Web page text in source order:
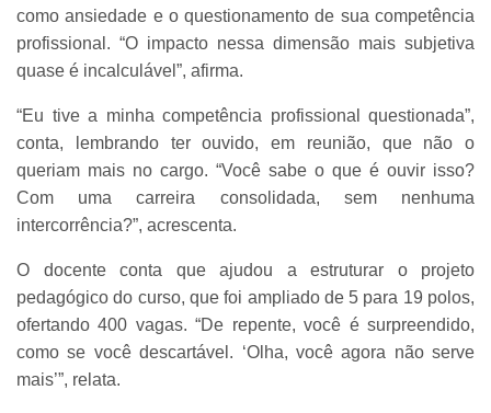
como ansiedade e o questionamento de sua competência
profissional. “O impacto nessa dimensão mais subjetiva
quase é incalculável”, afirma.
“Eu tive a minha competência profissional questionada”,
conta, lembrando ter ouvido, em reunião, que não o
queriam mais no cargo. “Você sabe o que é ouvir isso?
Com uma carreira consolidada, sem nenhuma
intercorrência?”, acrescenta.
O docente conta que ajudou a estruturar o projeto
pedagógico do curso, que foi ampliado de 5 para 19 polos,
ofertando 400 vagas. “De repente, você é surpreendido,
como se você descartável. ‘Olha, você agora não serve
mais’”, relata.